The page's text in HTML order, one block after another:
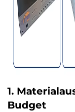
1.
Budget